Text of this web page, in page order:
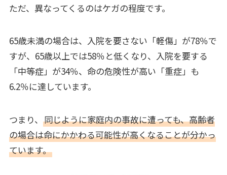
ただ、異なってくるのはケガの程度です。
65歳未満の場合は、入院を要さない「軽傷」が78％で
すが、65歳以上では58％と低くなり、入院を要する
「中等症」が34％、命の危険性が高い「重症」も
6.2％に達しています。
つまり、 同じように家庭内の事故に遭っても、高齢者
の場合は命にかかわる可能性が高くなることが分かっ
ています。